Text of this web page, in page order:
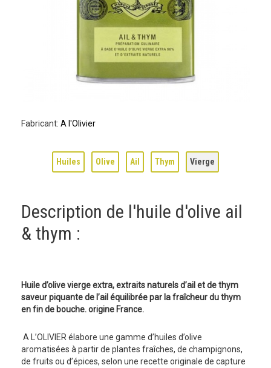
Fabricant: A l'Olivier
Huiles Olive Ail Thym Vierge
Description de l'huile d'olive ail
& thym :
Huile d’olive vierge extra, extraits naturels d’ail et de thym
saveur piquante de l’ail équilibrée par la fraîcheur du thym
en fin de bouche. origine France.
A L’OLIVIER élabore une gamme d’huiles d’olive
aromatisées à partir de plantes fraîches, de champignons,
de fruits ou d’épices, selon une recette originale de capture